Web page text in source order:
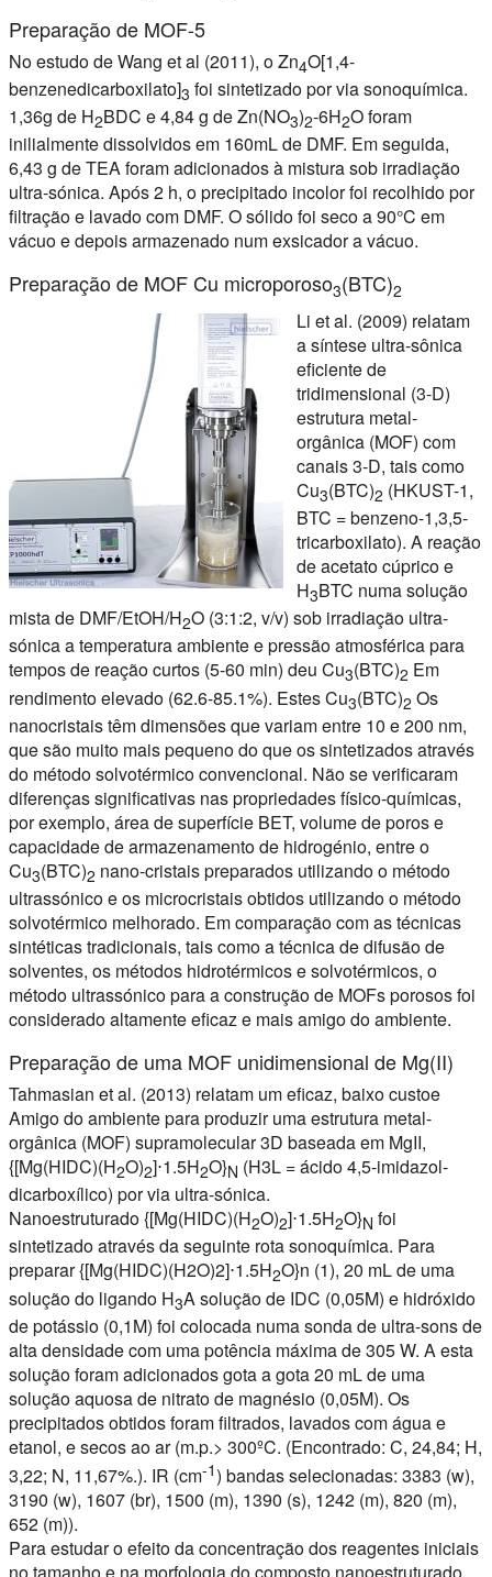
Preparação de MOF-5
No estudo de Wang et al (2011), o Zn4O[1,4-
benzenedicarboxilato]3 foi sintetizado por via sonoquímica.
1,36g de H2BDC e 4,84 g de Zn(NO3)2-6H2O foram
inilialmente dissolvidos em 160mL de DMF. Em seguida,
6,43 g de TEA foram adicionados à mistura sob irradiação
ultra-sónica. Após 2 h, o precipitado incolor foi recolhido por
filtração e lavado com DMF. O sólido foi seco a 90°C em
vácuo e depois armazenado num exsicador a vácuo.
Preparação de MOF Cu microporoso3(BTC)2
Li et al. (2009) relatam
a síntese ultra-sônica
eficiente de
tridimensional (3-D)
estrutura metal-
orgânica (MOF) com
canais 3-D, tais como
Cu3(BTC)2 (HKUST-1,
BTC = benzeno-1,3,5-
tricarboxilato). A reação
de acetato cúprico e
H3BTC numa solução
mista de DMF/EtOH/H2O (3:1:2, v/v) sob irradiação ultra-
sónica atemperatura ambienteepressão atmosféricapara
tempos de reação curtos (5-60 min) deu Cu3(BTC)2 Em
rendimento elevado (62.6-85.1%). Estes Cu3(BTC)2 Os
nanocristais têm dimensões que variam entre 10 e 200 nm,
que são muito mais pequenodo que os sintetizados através
do método solvotérmico convencional. Não se verificaram
diferenças significativas nas propriedades físico-químicas,
por exemplo, área de superfície BET, volume de poros e
capacidade de armazenamento de hidrogénio, entre o
Cu3(BTC)2 nano-cristais preparados utilizando o método
ultrassónico e os microcristais obtidos utilizando o método
solvotérmico melhorado. Em comparação com as técnicas
sintéticas tradicionais, tais como a técnica de difusão de
solventes, os métodos hidrotérmicos e solvotérmicos, o
método ultrassónico para a construção de MOFs porosos foi
considerado altamenteeficaze mais amigo do ambiente.
Preparação de uma MOF unidimensional de Mg(II)
Tahmasian et al. (2013) relatam umeficaz, baixo custoe
Amigo do ambientepara produzir uma estrutura metal-
orgânica (MOF) supramolecular 3D baseada em MgII,
{[Mg(HIDC)(H2O)2]⋅1.5H2O}N (H3L = ácido 4,5-imidazol-
dicarboxílico) por via ultra-sónica.
Nanoestruturado {[Mg(HIDC)(H2O)2]⋅1.5H2O}N foi
sintetizado através da seguinte rota sonoquímica. Para
preparar {[Mg(HIDC)(H2O)2]⋅1.5H2O}n (1), 20 mL de uma
solução do ligando H3A solução de IDC (0,05M) e hidróxido
de potássio (0,1M) foi colocada numa sonda de ultra-sons de
alta densidade com uma potência máxima de 305 W. A esta
solução foram adicionados gota a gota 20 mL de uma
solução aquosa de nitrato de magnésio (0,05M). Os
precipitados obtidos foram filtrados, lavados com água e
etanol, e secos ao ar (m.p.> 300ºC. (Encontrado: C, 24,84; H,
3,22; N, 11,67%.). IR (cm-1) bandas selecionadas: 3383 (w),
3190 (w), 1607 (br), 1500 (m), 1390 (s), 1242 (m), 820 (m),
652 (m)).
Para estudar o efeito da concentração dos reagentes iniciais